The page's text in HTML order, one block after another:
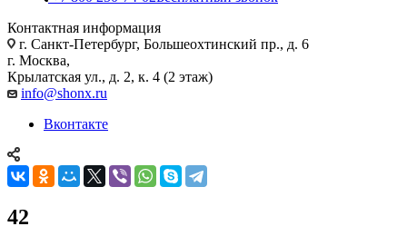
Контактная информация
г. Санкт-Петербург, Большеохтинский пр., д. 6
г. Москва,
Крылатская ул., д. 2, к. 4 (2 этаж)
info@shonx.ru
Вконтакте
42